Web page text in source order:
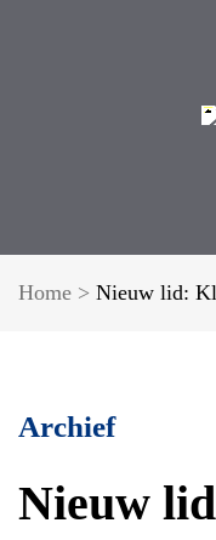
Home > Nieuw lid:
Archief
Nieuw